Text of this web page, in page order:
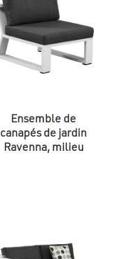
Ensemble de
canapés de jardin
Ravenna, milieu